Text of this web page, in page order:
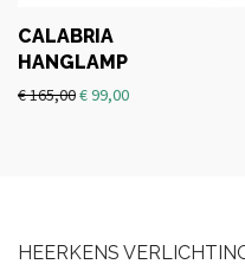
CALABRIA
HANGLAMP
€165,00€99,00
HEERKENS